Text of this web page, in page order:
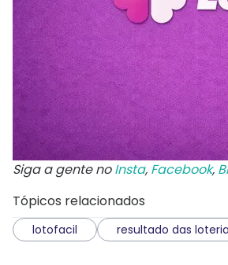
Siga a gente noInsta, Facebook,
Tópicos relacionados
lotofacil resultado das